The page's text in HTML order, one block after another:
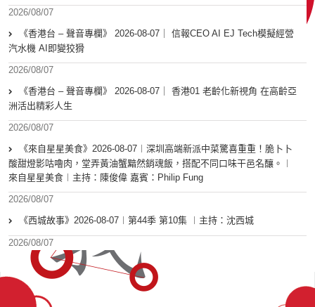
2026/08/07
《香港台 – 聲音專欄》 2026-08-07｜ 信報CEO AI EJ Tech模擬經營
汽水機 AI即變狡猾
2026/08/07
《香港台 – 聲音專欄》 2026-08-07｜ 香港01 老齡化新視角 在高齡亞
洲活出精彩人生
2026/08/07
《來自星星美食》2026-08-07︱深圳高端新派中菜驚喜重重！脆卜卜
酸甜燈影咕嚕肉，堂弄黃油蟹黯然銷魂飯，搭配不同口味干邑名釀。︱
來自星星美食︱主持：陳俊偉 嘉賓：Philip Fung
2026/08/07
《西城故事》2026-08-07︱第44季 第10集 ︱主持：沈西城
2026/08/07